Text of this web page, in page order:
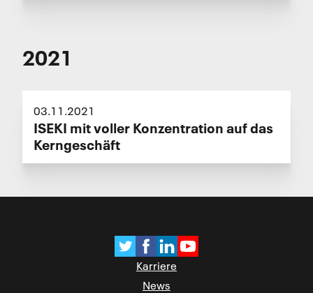
2021
03.11.2021
ISEKI mit voller Konzentration auf das
Kerngeschäft
Karriere
News